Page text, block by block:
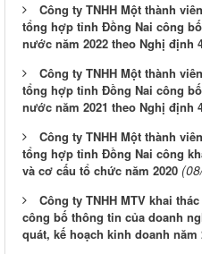
Công ty TNHH Một thành
tổng hợp tỉnh Đồng Nai công
nước năm 2022 theo Nghị định
Công ty TNHH Một thành
tổng hợp tỉnh Đồng Nai công
nước năm 2021 theo Nghị định
Công ty TNHH Một thành
tổng hợp tỉnh Đồng Nai công
và cơ cấu tổ chức năm 2020
Công ty TNHH MTV khai
công bố thông tin của doanh
quát, kế hoạch kinh doanh năm